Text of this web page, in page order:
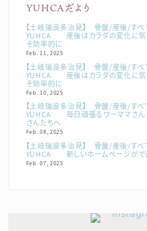
YUHCAだより
【土岐瑞浪多治見】 骨盤/産後/す
YUHCA 産後はカラダの変化に気
そ効率的に
Feb. 11, 2025
【土岐瑞浪多治見】 骨盤/産後/す
YUHCA 産後はカラダの変化に気
そ効率的に
Feb. 10, 2025
【土岐瑞浪多治見】 骨盤/産後/す
YUHCA 毎日頑張るワーママさん
さんたちへ
Feb. 08, 2025
【土岐瑞浪多治見】 骨盤/産後/す
YUHCA 新しいホームページができ
Feb. 07, 2025